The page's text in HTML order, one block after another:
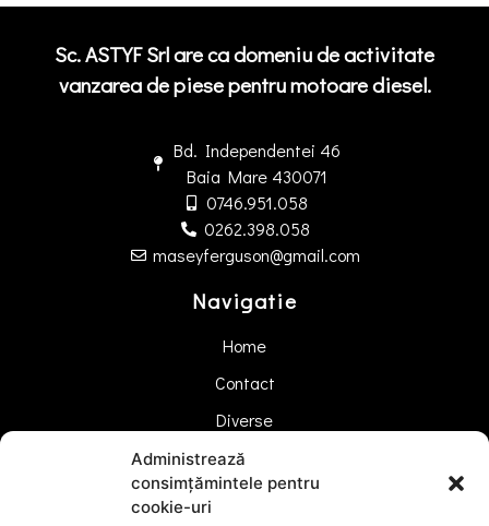
Administrează
consimțămintele pentru
cookie-uri
Sc. ASTYF Srl are ca domeniu de activitate
vanzarea de piese pentru motoare diesel.
Bd. Independentei 46
Baia Mare 430071
0746.951.058
0262.398.058
maseyferguson@gmail.com
Navigatie
Home
Contact
Diverse
Sc. ASTYF Srl
RO4296040